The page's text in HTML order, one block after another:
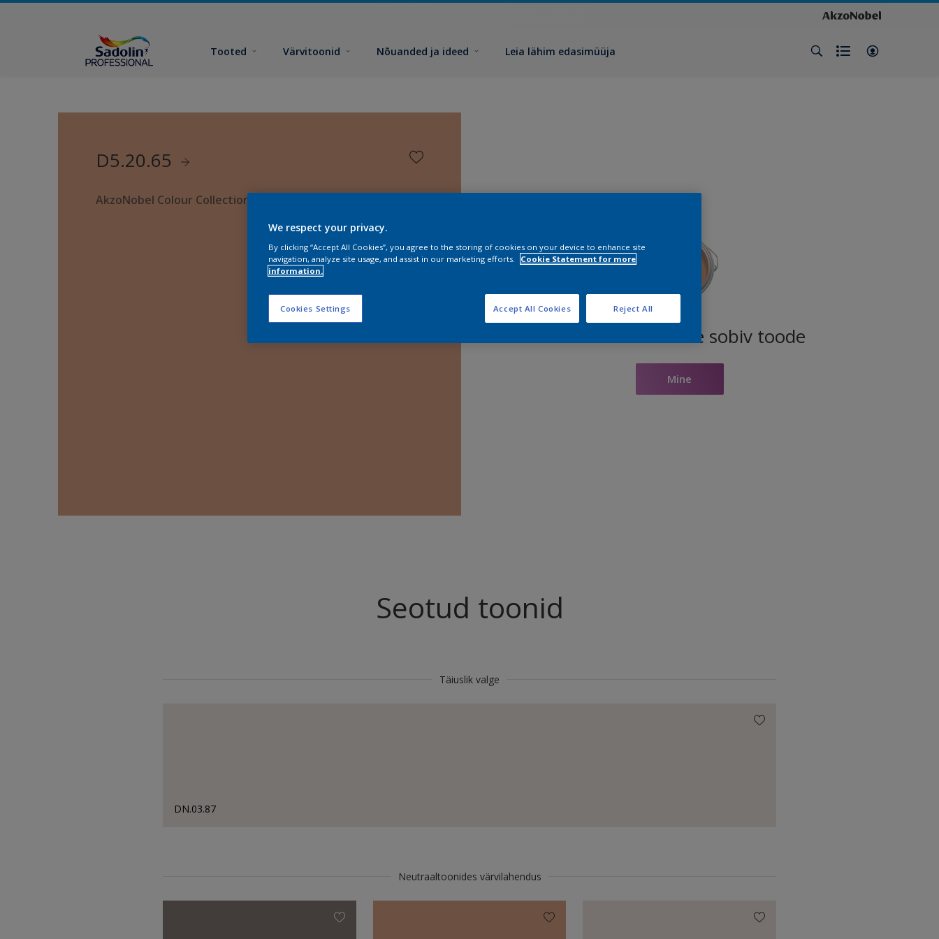
Tooted Värvitoonid Nõuanded ja ideed Leia lähim edasimüüja
D5.20.65
AkzoNobel Colour Collection
Leia sellele toonile sobiv toode
Mine
Seotud toonid
Täiuslik valge
DN.03.87
Neutraaltoonides värvilahendus
We respect your privacy.
By clicking “Accept All Cookies”, you agree to the storing of cookies on your device to enhance site
navigation, analyze site usage, and assist in our marketing efforts.
Cookie Statement for more
information.
Cookies Settings Reject All
Accept All Cookies